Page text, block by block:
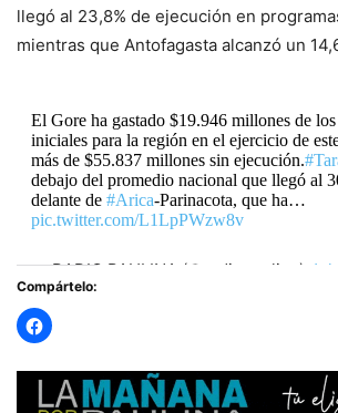
llegó al 23,8% de ejecución en
mientras que Antofagasta alcanzó un
El Gore ha gastado $19.946 millones de
iniciales para la región en el ejercicio de
más de $55.837 millones sin ejecución.
debajo del promedio nacional que llegó al
delante de #Arica-Parinacota, que ha…
pic.twitter.com/L1LpPWzw8v
— RADIO PAULINA (@radiopaulina)
Compártelo: